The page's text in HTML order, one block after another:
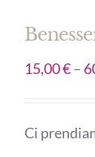
15,00€–
Ci